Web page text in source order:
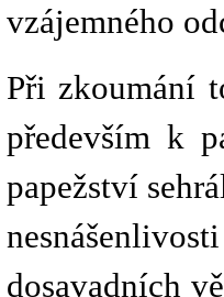
vzájemného
Při zkoumání
především k
papežství
dosavadních